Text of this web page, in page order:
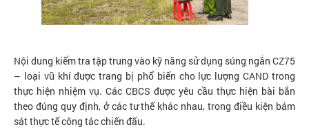
Nội dung kiểm tra tập trung vào kỹ năng sử dụng súng ngắn CZ75
– loại vũ khí được trang bị phổ biến cho lực lượng CAND trong
thực hiện nhiệm vụ. Các CBCS được yêu cầu thực hiện bài bắn
theo đúng quy định, ở các tư thế khác nhau, trong điều kiện bám
sát thực tế công tác chiến đấu.